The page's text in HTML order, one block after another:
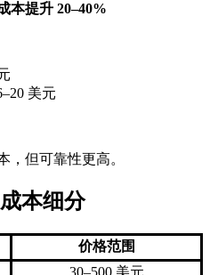
本提升 20–40%
美元
，但可靠性更高。
本细分
价格范围